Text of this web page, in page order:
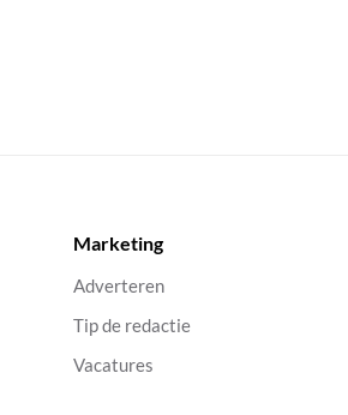
Marketing
Adverteren
Tip de redactie
Vacatures